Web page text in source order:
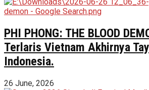
PHI PHONG: THE BLOOD
Terlaris Vietnam Akhirnya
Indonesia.
26 June, 2026